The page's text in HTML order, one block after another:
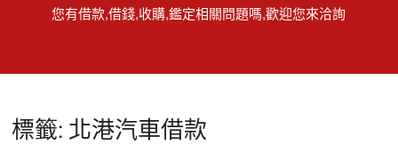
您有借款,借錢,收購,鑑定相關問題嗎,歡迎您來洽詢
標籤: 北港汽車借款